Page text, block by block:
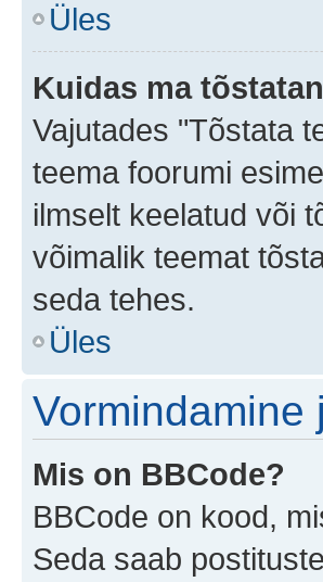
Üles
Kuidas ma
Vajutades "Tõstata
teema foorumi
ilmselt keelatud või
võimalik teemat
seda tehes.
Üles
Vormindamine
Mis on BBCode?
BBCode on kood,
Seda saab